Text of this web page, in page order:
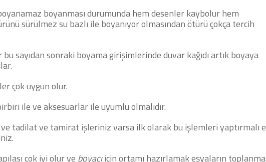
boyanması durumunda hem desenler kaybolur hem
sürülmez su bazlı ile boyanıyor olmasından ötürü çokça tercih
sayıdan sonraki boyama girişimlerinde duvar kağıdı artık boyaya
çok uygun olur.
ile ve aksesuarlar ile uyumlu olmalıdır.
tadilat ve tamirat işleriniz varsa ilk olarak bu işlemleri yaptırmalı
çok iyi olur ve boyacıiçin ortamı hazırlamak eşyaların